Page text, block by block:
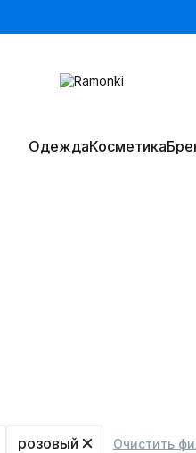
ОдеждаКосметика
розовый Очистить